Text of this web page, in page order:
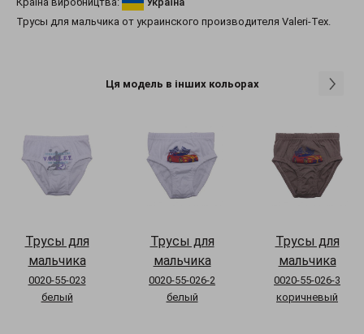
Трусы для мальчика от украинского производителя Valeri-Tex.
Ця модель в інших кольорах
Трусы для
мальчика
0020-55-023
белый
Трусы для
мальчика
0020-55-026-2
белый
Трусы для
мальчика
0020-55-026-3
коричневый